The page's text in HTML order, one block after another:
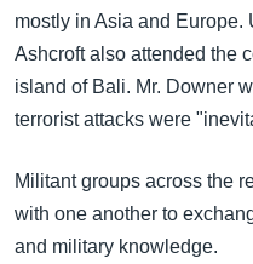
mostly in Asia and Europe.
Ashcroft also attended the
island of Bali. Mr. Downer
terrorist attacks were
Militant groups across the
with one another to
and military knowledge.